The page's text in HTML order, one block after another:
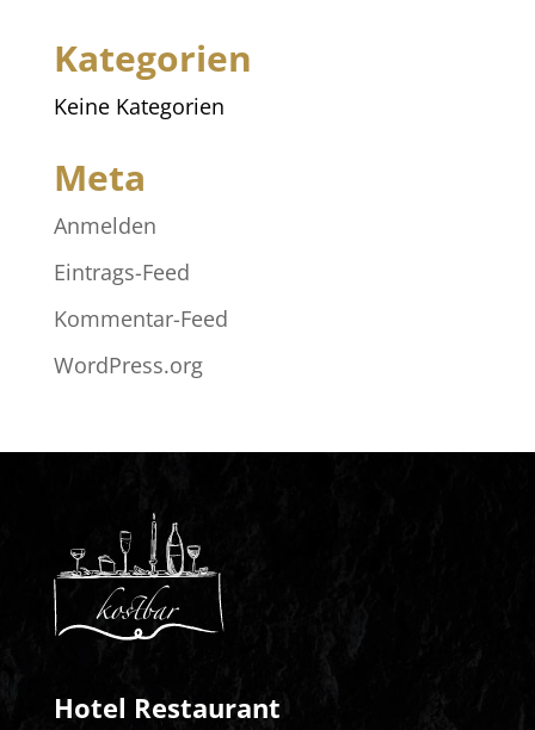
Kategorien
Keine Kategorien
Meta
Anmelden
Eintrags-Feed
Kommentar-Feed
WordPress.org
Hotel Restaurant